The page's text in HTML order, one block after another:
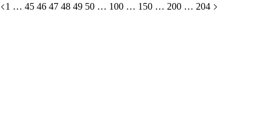
1 … 45 46 47 48 49 50 … 100 … 150 … 200 … 204